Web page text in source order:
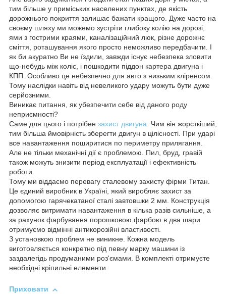
тим більше у приміських населених пунктах, де якість
дорожнього покриття залишає бажати кращого. Дуже часто на
своєму шляху ми можемо зустріти глибоку колію на дорозі,
ями з гострими краями, каналізаційний люк, різне дорожнє
сміття, роташування якого просто неможливо передбачити. І
як би акуратно Ви не їздили, завжди існує небезпека зловити
що-небудь між коліс, і пошкодити піддон картера двигуна і
КПП. Особливо це небезпечно для авто з низьким кліренсом.
Тому наслідки навіть від невеликого удару можуть бути дуже
серйозними.
Виникає питання, як убезпечити себе від даного роду
неприємності?
Саме для цього і потрібен захист двигуна. Чим він жорсткіший,
тим більша ймовірність зберегти двигун в цілісності. При ударі
все навантаження поширитися по периметру прилягання.
Але не тільки механічні дії є проблемою. Пил, бруд, гравій
також можуть знизити період експлуатації і ефективність
роботи.
Тому ми віддаємо перевагу сталевому захисту фірми Титан.
Це єдиний виробник в Україні, який виробляє захист за
допомогою гарячекатаної сталі завтовшки 2 мм. Конструкція
дозволяє витримати навантаження в кілька разів сильніше, а
за рахунок фарбування порошковою фарбою в два шари
отримуємо відмінні антикорозійні властивості.
З установкою проблем не виникне. Кожна модель
виготовляється конкретно під певну марку машини із
заздалегідь продуманими роз'ємами. В комплекті отримуєте
необхідні кріпильні елементи.
Приховати